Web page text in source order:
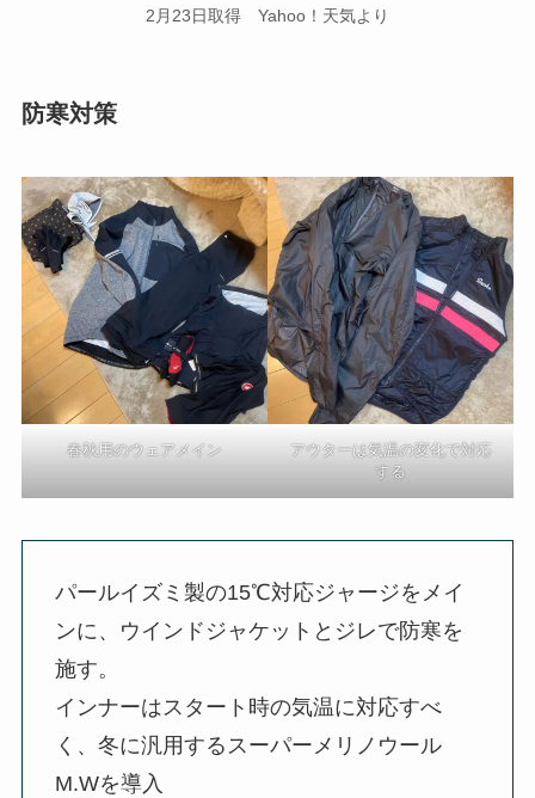
2月23日取得 Yahoo！天気より
防寒対策
春秋用のウェアメイン
アウターは気温の変化で対応
する
パールイズミ製の15℃対応ジャージをメイ
ンに、ウインドジャケットとジレで防寒を
施す。
インナーはスタート時の気温に対応すべ
く、冬に汎用するスーパーメリノウール
M.Wを導入